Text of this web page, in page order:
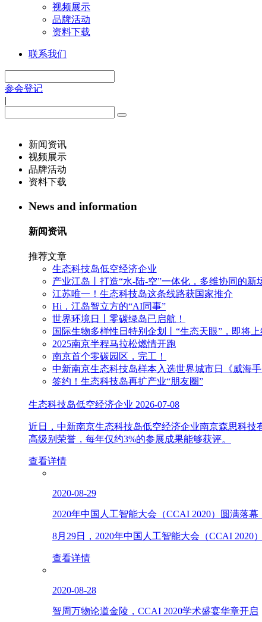
视频展示
品牌活动
资料下载
联系我们
参会登记
|
新闻资讯
视频展示
品牌活动
资料下载
News and information
新闻资讯
推荐文章
生态科技岛低空经济企业
产业江岛丨打造“水-陆-空”一体化，多维协同的新
江苏唯一！生态科技岛这条线路获国家推介
Hi，江岛智立方的“AI同事”
世界环境日丨零碳绿岛已启航！
国际生物多样性日特别企划丨“生态天眼”，即将上
2025南京半程马拉松燃情开跑
南京首个零碳园区，完工！
中新南京生态科技岛样本入选世界城市日《威海
签约！生态科技岛再扩产业“朋友圈”
生态科技岛低空经济企业 2026-07-08
近日，中新南京生态科技岛低空经济企业南京森思科
高级别荣誉，每年仅约3%的参展成果能够获评。
查看详情
2020-08-29
2020年中国人工智能大会（CCAI 2020）圆满落幕
8月29日，2020年中国人工智能大会（CCAI
查看详情
2020-08-28
智周万物论道金陵，CCAI 2020学术盛宴华章开启